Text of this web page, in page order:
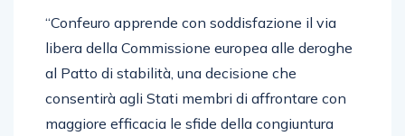
“Confeuro apprende con soddisfazione il via
libera della Commissione europea alle deroghe
al Patto di stabilità, una decisione che
consentirà agli Stati membri di affrontare con
maggiore efficacia le sfide della congiuntura